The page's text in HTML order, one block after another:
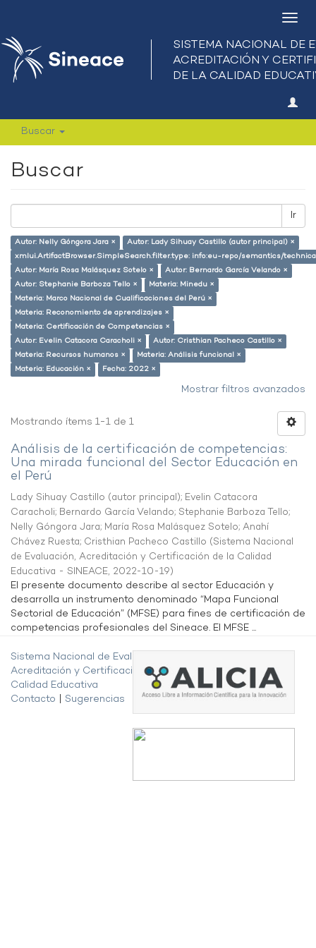
Buscar
Buscar
Ir
Autor: Nelly Góngora Jara ×
Autor: Lady Sihuay Castillo (autor principal) ×
xmlui.ArtifactBrowser.SimpleSearch.filter.type: info:eu-repo/semantics/
Autor: María Rosa Malásquez Sotelo ×
Autor: Bernardo García Velando ×
Autor: Stephanie Barboza Tello ×
Materia: Minedu ×
Materia: Marco Nacional de Cualificaciones del Perú ×
Materia: Reconomiento de aprendizajes ×
Materia: Certificación de Competencias ×
Autor: Evelin Catacora Caracholi ×
Autor: Cristhian Pacheco Castillo ×
Materia: Recursos humanos ×
Materia: Análisis funcional ×
Materia: Educación ×
Fecha: 2022 ×
Mostrar filtros avanzados
Mostrando ítems 1-1 de 1
Análisis de la certificación de competencias:
Una mirada funcional del Sector Educación en
el Perú
Lady Sihuay Castillo (autor principal); Evelin Catacora
Caracholi; Bernardo García Velando; Stephanie Barboza Tello;
Nelly Góngora Jara; María Rosa Malásquez Sotelo; Anahí
Chávez Ruesta; Cristhian Pacheco Castillo (Sistema Nacional
de Evaluación, Acreditación y Certificación de la Calidad
Educativa - SINEACE, 2022-10-19)
El presente documento describe al sector Educación y
desarrolla un instrumento denominado “Mapa Funcional
Sectorial de Educación” (MFSE) para fines de certificación de
competencias profesionales del Sineace. El MFSE ...
Sistema Nacional de Evaluación,
Acreditación y Certificación de la
Calidad Educativa
Contacto
Sugerencias